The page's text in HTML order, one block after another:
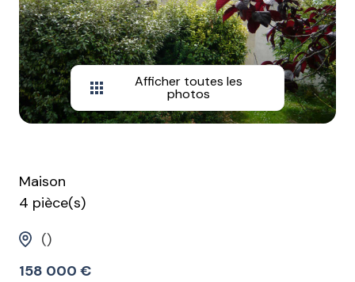
Afficher toutes les
photos
Maison
4 pièce(s)
()
158 000 €